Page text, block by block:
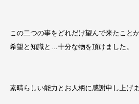
この二つの事をどれだけ望んで来たこと
希望と知識と…十分な物を頂けました。
素晴らしい能力とお人柄に感謝申し上げま